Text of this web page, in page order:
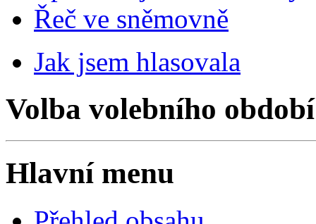
Řeč ve sněmovně
Jak jsem hlasovala
Volba volebního období
Hlavní menu